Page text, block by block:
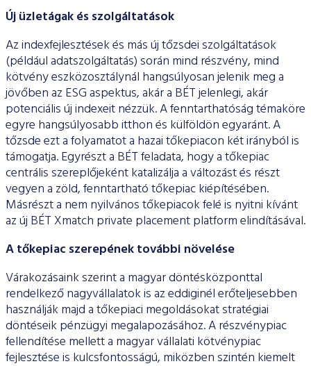
Új üzletágak és szolgáltatások
Az indexfejlesztések és más új tőzsdei szolgáltatások
(például adatszolgáltatás) során mind részvény, mind
kötvény eszközosztálynál hangsúlyosan jelenik meg a
jövőben az ESG aspektus, akár a BÉT jelenlegi, akár
potenciális új indexeit nézzük. A fenntarthatóság témaköre
egyre hangsúlyosabb itthon és külföldön egyaránt. A
tőzsde ezt a folyamatot a hazai tőkepiacon két irányból is
támogatja. Egyrészt a BÉT feladata, hogy a tőkepiac
centrális szereplőjeként katalizálja a változást és részt
vegyen a zöld, fenntartható tőkepiac kiépítésében.
Másrészt a nem nyilvános tőkepiacok felé is nyitni kívánt
az új BÉT Xmatch private placement platform elindításával.
A tőkepiac szerepének további növelése
Várakozásaink szerint a magyar döntésközponttal
rendelkező nagyvállalatok is az eddiginél erőteljesebben
használják majd a tőkepiaci megoldásokat stratégiai
döntéseik pénzügyi megalapozásához. A részvénypiac
fellendítése mellett a magyar vállalati kötvénypiac
fejlesztése is kulcsfontosságú, miközben szintén kiemelt